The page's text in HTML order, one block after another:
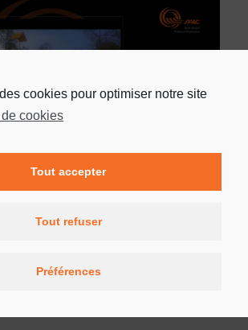
cookies pour optimiser notre site
cookies
Tout accepter
Tout refuser
Préférences